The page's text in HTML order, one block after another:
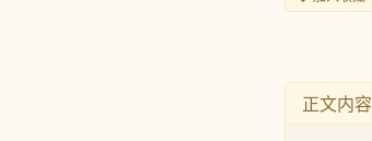
正文内容